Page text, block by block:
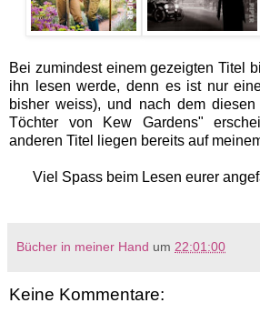
Bei zumindest einem gezeigten Titel
ihn lesen werde, denn es ist nur
bisher weiss), und nach dem
Töchter von Kew Gardens"
anderen Titel liegen bereits auf
Viel Spass beim Lesen eurer
Bücher in meiner Hand um 22:01:00
Keine Kommentare: